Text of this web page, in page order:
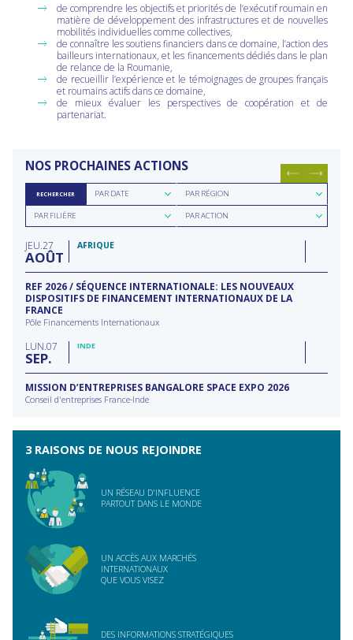
de comprendre les objectifs et priorités de l’exécutif roumain en
matière de développement des infrastructures et de nouvelles
mobilités individuelles comme collectives,
de connaître les soutiens financiers dans ce domaine, l’action des
bailleurs internationaux, et les financements dédiés dans le plan
de relance de la Roumanie,
de recueillir l’expérience et le témoignages de groupes français
et roumains actifs dans ce domaine,
de mieux évaluer les perspectives de coopération et de
partenariat.
NOS PROCHAINES ACTIONS
RECHERCHER
Rechercher
parPAR DATE
Rechercher
par
région
PAR RÉGION
Rechercher
parPAR FILIÈRE
Rechercher
parPAR ACTION
JEU 27
AOÛT
AFRIQUE
REF 2026 / SÉQUENCE INTERNATIONALE: LES NOUVEAUX
DISPOSITIFS DE FINANCEMENT INTERNATIONAUX DE LA
FRANCE
Pôle Financements Internationaux
LUN 07
SEP
INDE
MISSION D’ENTREPRISES BANGALORE SPACE EXPO 2026
Conseil d'entreprises France-Inde
3 RAISONS DE NOUS REJOINDRE
UN RÉSEAU D'INFLUENCE
PARTOUT DANS LE MONDE
UN ACCÈS AUX MARCHÉS
INTERNATIONAUX
QUE VOUS VISEZ
DES INFORMATIONS STRATÉGIQUES